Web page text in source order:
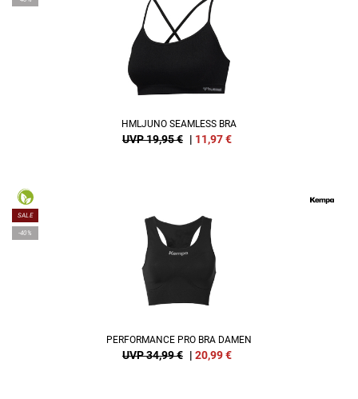
HMLJUNO SEAMLESS BRA
UVP 19,95 € | 11,97€
SALE
-40%
PERFORMANCE PRO BRA DAMEN
UVP 34,99 € | 20,99€